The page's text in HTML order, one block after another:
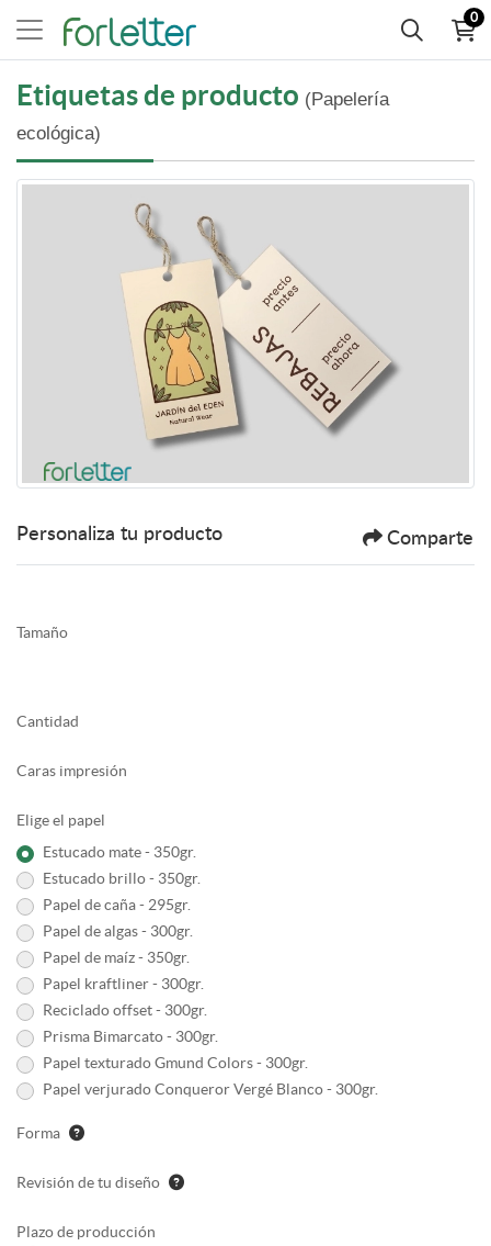
0
Etiquetas de producto (Papelería
ecológica)
Personaliza tu producto Comparte
Tamaño
Cantidad
Caras impresión
Elige el papel
Estucado mate - 350gr.
Estucado brillo - 350gr.
Papel de caña - 295gr.
Papel de algas - 300gr.
Papel de maíz - 350gr.
Papel kraftliner - 300gr.
Reciclado offset - 300gr.
Prisma Bimarcato - 300gr.
Papel texturado Gmund Colors - 300gr.
Papel verjurado Conqueror Vergé Blanco - 300gr.
Forma
Revisión de tu diseño
Plazo de producción